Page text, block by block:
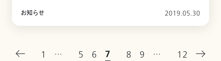
お知らせ 2019.05.30
1 … 5 6 7 8 9 … 12